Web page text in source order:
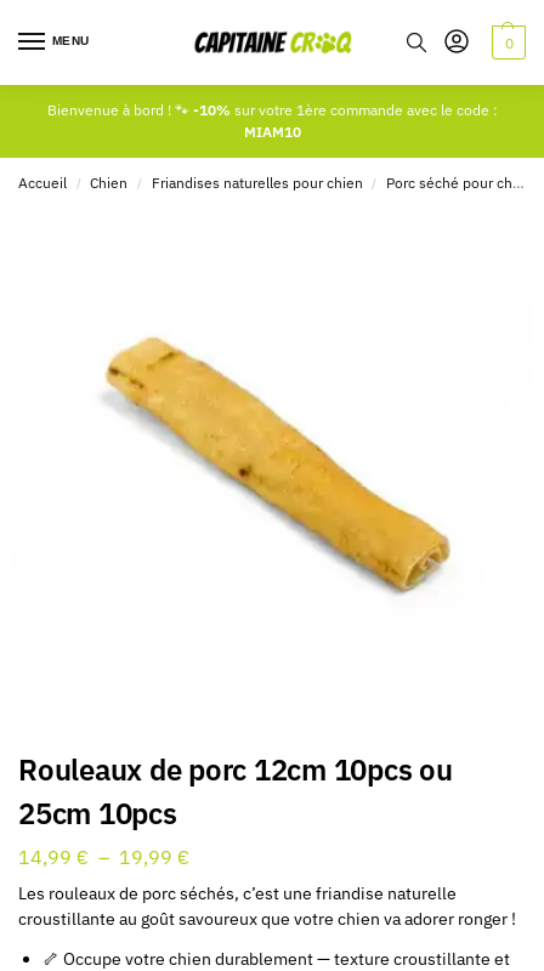
MENU 0
Bienvenue à bord ! 🐾 -10% sur votre 1ère commande avec le code :
MIAM10
Accueil / Chien / Friandises naturelles pour chien / Porc séché pour chien
Rouleaux de porc 12cm 10pcs ou
25cm 10pcs
14,99 € – 19,99 €
Les rouleaux de porc séchés, c’est une friandise naturelle
croustillante au goût savoureux que votre chien va adorer ronger !
🦴 Occupe votre chien durablement — texture croustillante et